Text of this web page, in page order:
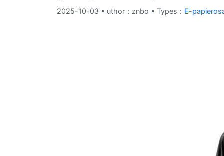
2025-10-03 • uthor：znbo • Types： E-